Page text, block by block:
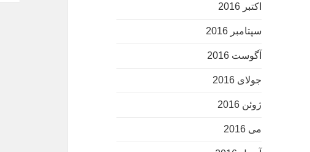
اکتبر 2016
سپتامبر 2016
آگوست 2016
جولای 2016
ژوئن 2016
می 2016